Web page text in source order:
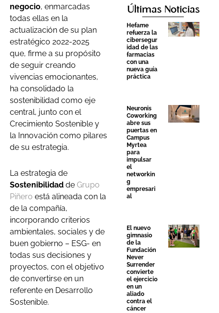
negocio, enmarcadas
todas ellas en la
actualización de su plan
estratégico 2022-2025
que, firme a su propósito
de seguir creando
vivencias emocionantes,
ha consolidado la
sostenibilidad como eje
central, junto con el
Crecimiento Sostenible y
la Innovación como pilares
de su estrategia.
La estrategia de
Sostenibilidad de Grupo
Piñero está alineada con la
de la compañía,
incorporando criterios
ambientales, sociales y de
buen gobierno – ESG- en
todas sus decisiones y
proyectos, con el objetivo
de convertirse en un
referente en Desarrollo
Sostenible.
Últimas Noticias
Hefame
refuerza la
cibersegur
idad de las
farmacias
con una
nueva guía
práctica
Neuronis
Coworking
abre sus
puertas en
Campus
Myrtea
para
impulsar
el
networkin
g
empresari
al
El nuevo
gimnasio
de la
Fundación
Never
Surrender
convierte
el ejercicio
en un
aliado
contra el
cáncer